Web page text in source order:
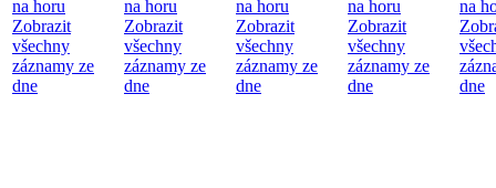
na horu
Zobrazit
všechny
záznamy ze
dne
na horu
Zobrazit
všechny
záznamy ze
dne
na horu
Zobrazit
všechny
záznamy ze
dne
na horu
Zobrazit
všechny
záznamy ze
dne
na
dne